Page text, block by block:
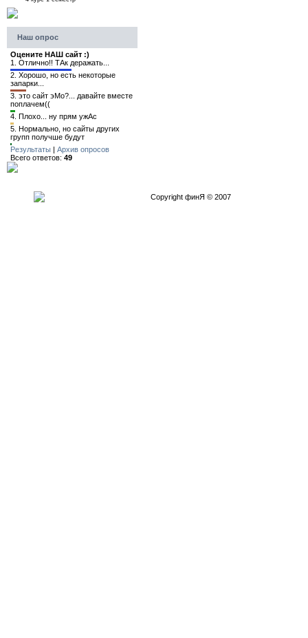
Наш опрос
Оцените НАШ сайт :)
1. Отлично!! ТАк деражать...
2. Хорошо, но есть некоторые
запарки...
3. это сайт эМо?... давайте вместе
поплачем((
4. Плохо... ну прям ужАс
5. Нормально, но сайты других
групп получше будут
Результаты | Архив опросов
Всего ответов: 49
Copyright финЯ © 2007